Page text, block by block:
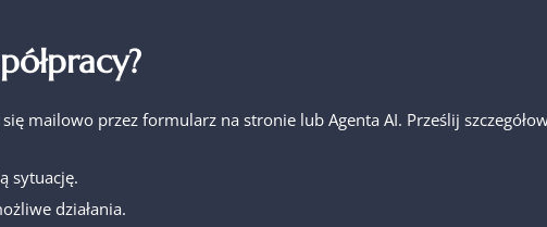
mailowo przez formularz na stronie lub Agenta AI. Prześlij
sytuację.
działania.